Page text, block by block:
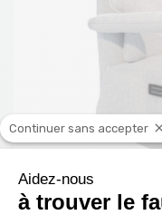
Continuer sans accepter
Aidez-nous
à trouver le